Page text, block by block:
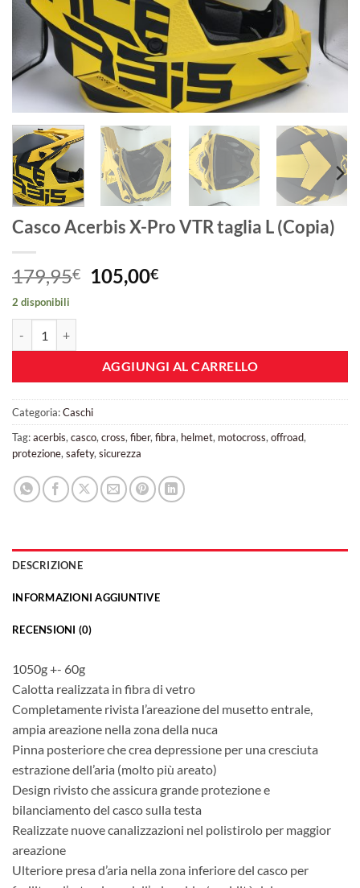
Casco Acerbis X-Pro VTR taglia L (Copia)
179,95€
Il
prezzo
179,95€.
105,00€Il
105,00€.
2 disponibili
AGGIUNGI AL CARRELLO
Categoria:Caschi
Tag:acerbis, casco, cross, fiber, fibra, helmet, motocross, offroad,
protezione, safety, sicurezza
DESCRIZIONE
INFORMAZIONI AGGIUNTIVE
RECENSIONI (0)
1050g +- 60g
Calotta realizzata in fibra di vetro
Completamente rivista l’areazione del musetto entrale,
ampia areazione nella zona della nuca
Pinna posteriore che crea depressione per una cresciuta
estrazione dell’aria (molto più areato)
Design rivisto che assicura grande protezione e
bilanciamento del casco sulla testa
Realizzate nuove canalizzazioni nel polistirolo per maggior
areazione
Ulteriore presa d’aria nella zona inferiore del casco per